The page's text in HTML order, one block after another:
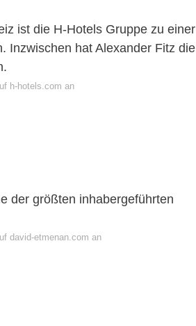
ist die H-Hotels Gruppe zu einer
Inzwischen hat Alexander Fitz die
h-hotels.com an
der größten inhabergeführten
david-etmenan.com an